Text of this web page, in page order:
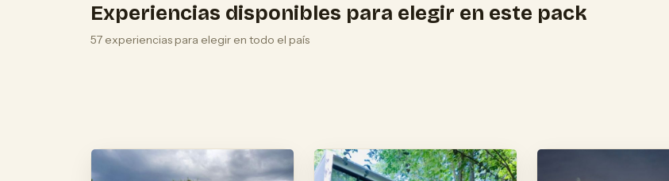
Experiencias disponibles para elegir en este pack
57 experiencias para elegir en todo el país